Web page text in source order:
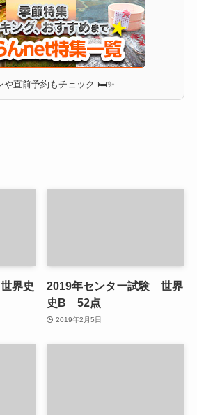
や直前予約もチェック 🛏✨
界史
2019年センター試験 世界
史B 52点
2019年2月5日